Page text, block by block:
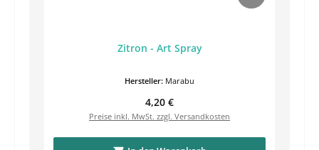
Zitron - Art Spray
Hersteller: Marabu
Regulärer Preis:
4,20 €
Preise inkl. MwSt. zzgl. Versandkosten